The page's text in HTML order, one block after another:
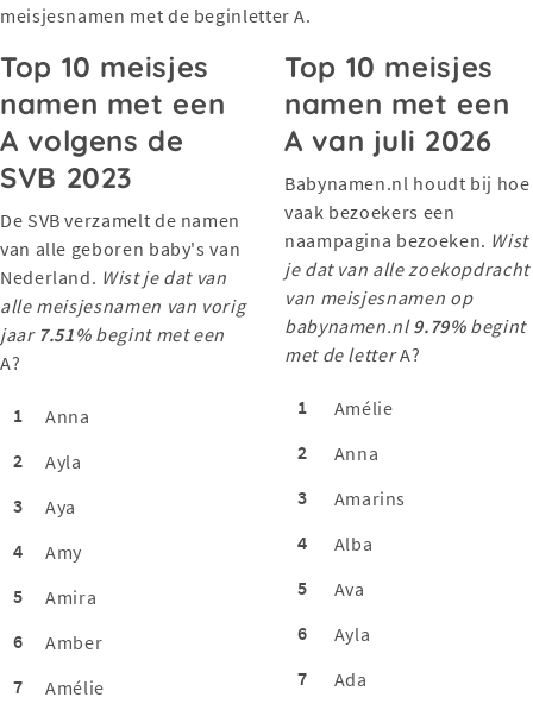
meisjesnamen met de beginletter A.
Top 10 meisjes
namen met een
A volgens de
SVB 2023
De SVB verzamelt de namen
van alle geboren baby's van
Nederland. Wist je dat van
alle meisjesnamen van vorig
jaar 7.51%begint met een
A?
1
Anna
2
Ayla
3
Aya
4
Amy
5
Amira
6
Amber
7
Amélie
Top 10 meisjes
namen met een
A van juli 2026
Babynamen.nl houdt bij hoe
vaak bezoekers een
naampagina bezoeken. Wist
je dat van alle zoekopdracht
van meisjesnamen op
babynamen.nl9.79%begint
met de letterA?
1
Amélie
2
Anna
3
Amarins
4
Alba
5
Ava
6
Ayla
7
Ada